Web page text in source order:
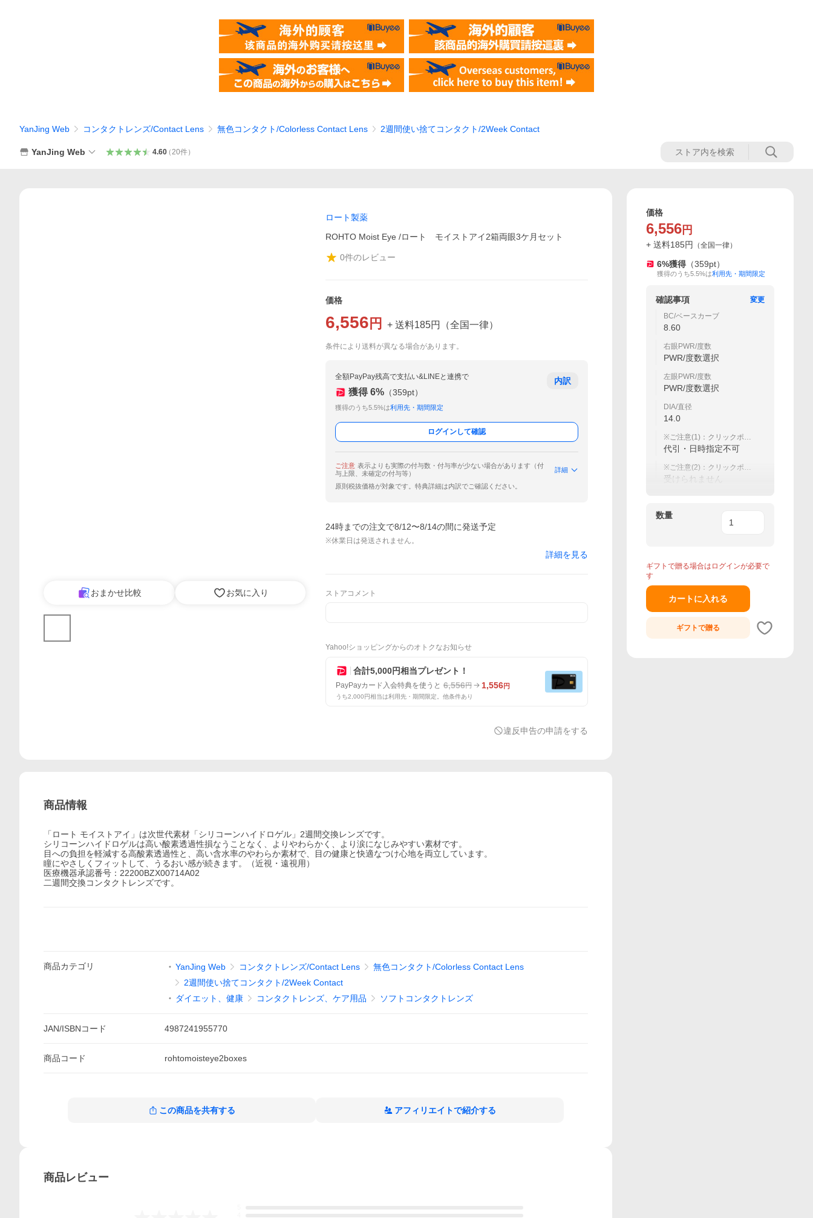
YanJing Web コンタクトレンズ/Contact Lens 無色コンタクト/Colorless Contact Lens 2週間使い捨てコンタクト/2Week Contact
YanJing Web 4.60（20件）
おまかせ比較 お気に入り
ロート製薬
ROHTO Moist Eye /ロート モイストアイ2箱両眼3ケ月セット
0件のレビュー
価格
6,556 円 + 送料185円 （全国一律）
条件により送料が異なる場合があります。
全額PayPay残高で支払い&LINEと連携で
獲得 6% （359pt）
獲得のうち5.5%は利用先・期間限定
内訳
ログインして確認
ご注意 表示よりも実際の付与数・付与率が少ない場合があります（付
与上限、未確定の付与等）
詳細
原則税抜価格が対象です。特典詳細は内訳でご確認ください。
24時までの注文で8/12〜8/14の間に発送予定
※休業日は発送されません。
詳細を見る
ストアコメント
Yahoo!ショッピングからのオトクなお知らせ
合計5,000円相当プレゼント！
PayPayカード入会特典を使うと 6,556円 1,556円
うち2,000円相当は利用先・期間限定。他条件あり
違反申告の申請をする
商品情報
「ロート モイストアイ」は次世代素材「シリコーンハイドロゲル」2週間交換レンズです。
シリコーンハイドロゲルは高い酸素透過性損なうことなく、よりやわらかく、より涙になじみやすい素材です。
目への負担を軽減する高酸素透過性と、高い含水率のやわらか素材で、目の健康と快適なつけ心地を両立しています。
瞳にやさしくフィットして、うるおい感が続きます。（近視・遠視用）
医療機器承認番号：22200BZX00714A02
二週間交換コンタクトレンズです。
商品カテゴリ YanJing Web コンタクトレンズ/Contact Lens
無色コンタクト/Colorless Contact Lens
2週間使い捨てコンタクト/2Week Contact
ダイエット、健康
コンタクトレンズ、ケア用品 ソフトコンタクトレンズ
JAN/ISBNコード 4987241955770
商品コード rohtomoisteye2boxes
この商品を共有する アフィリエイトで紹介する
商品レビュー
価格
6,556 円
+ 送料185円 （全国一律）
6%獲得 （359pt）
獲得のうち5.5%は利用先・期間限定
確認事項
変更
BC/ベースカーブ
8.60
右眼PWR/度数
PWR/度数選択
左眼PWR/度数
PWR/度数選択
DIA/直径
14.0
※ご注意(1)：クリックポス
ト・レターパックプラス便
は
代引・日時指定不可
※ご注意(2)：クリックポス
ト便の紛失、破損などの補
受けられません
数量
ギフトで贈る場合はログインが必要で
す
カートに入れる
ギフトで贈る